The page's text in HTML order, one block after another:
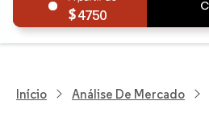
4750
Início Análise De Mercado